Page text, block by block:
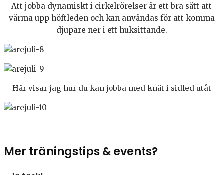
Att jobba dynamiskt i cirkelrörelser är ett bra sätt att
värma upp höftleden och kan användas för att komma
djupare ner i ett huksittande.
Här visar jag hur du kan jobba med knät i sidled utåt
Mer träningstips & events?